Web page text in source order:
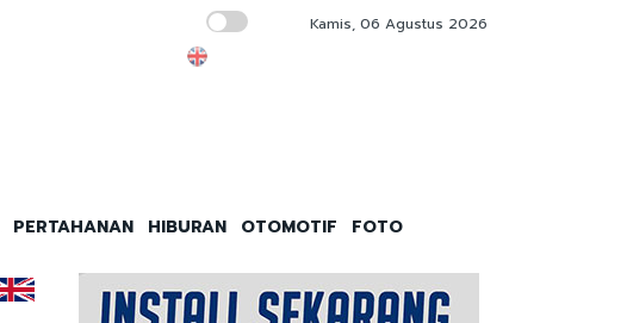
Dony Oskaria Frustrasi Benahi BUMN
Kamis, 06 Agustus 2026
PERTAHANAN HIBURAN OTOMOTIF FOTO